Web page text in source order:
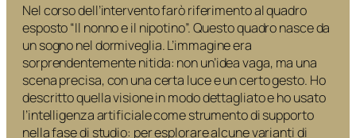
Nel corso dell’intervento farò riferimento al quadro
esposto “Il nonno e il nipotino”. Questo quadro nasce da
un sogno nel dormiveglia. L’immagine era
sorprendentemente nitida: non un’idea vaga, ma una
scena precisa, con una certa luce e un certo gesto. Ho
descritto quella visione in modo dettagliato e ho usato
l’intelligenza artificiale come strumento di supporto
nella fase di studio: per esplorare alcune varianti di